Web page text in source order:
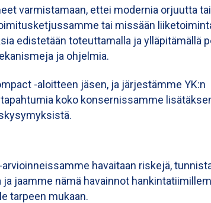
varmistamaan, ettei modernia orjuutta tai
tai missään
edistetään toteuttamalla ja ylläpitämällä
ja ohjelmia.
-aloitteen jäsen, ja järjestämme YK:n
koko konsernissamme
havaitaan riskejä,
jaamme nämä havainnot
tarpeen mukaan.